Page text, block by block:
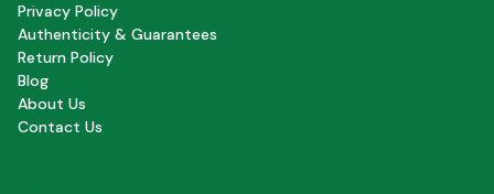
Privacy Policy
Authenticity & Guarantees
Return Policy
Blog
About Us
Contact Us